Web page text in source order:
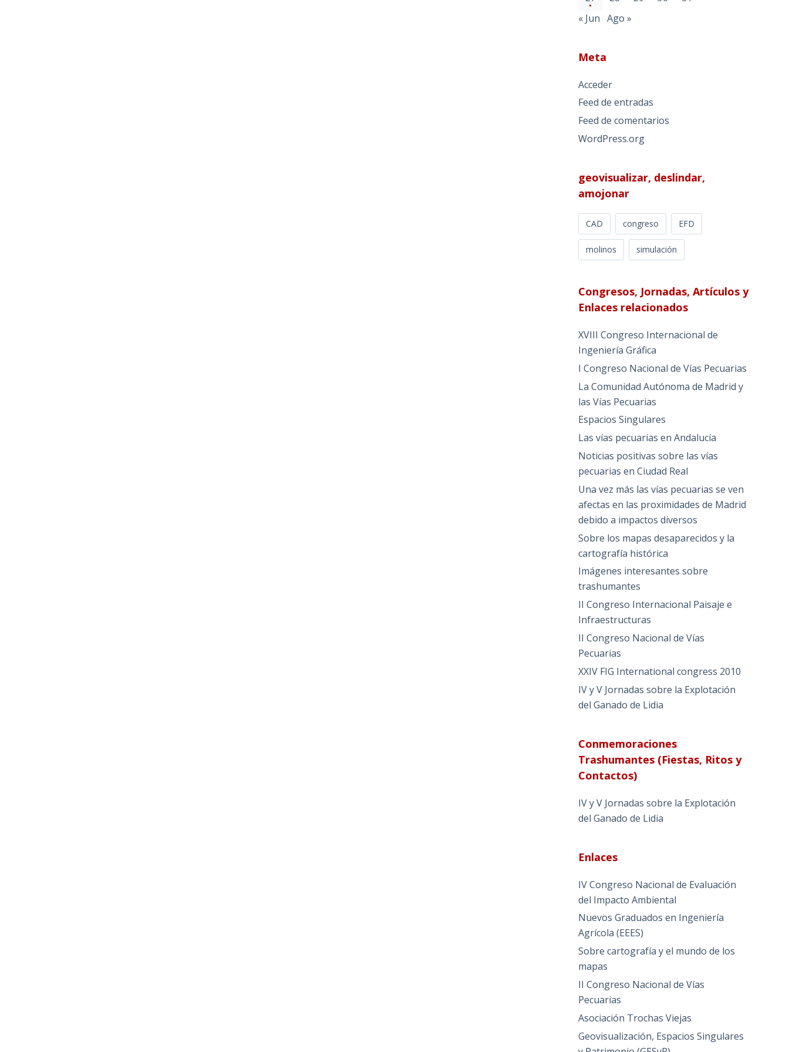
« Jun Ago »
Meta
Acceder
Feed de entradas
Feed de comentarios
WordPress.org
geovisualizar, deslindar,
amojonar
CAD congreso EFD
molinos simulación
Congresos, Jornadas, Artículos y
Enlaces relacionados
XVIII Congreso Internacional de
Ingeniería Gráfica
I Congreso Nacional de Vías Pecuarias
La Comunidad Autónoma de Madrid y
las Vías Pecuarias
Espacios Singulares
Las vías pecuarias en Andalucía
Noticias positivas sobre las vías
pecuarias en Ciudad Real
Una vez más las vías pecuarias se ven
afectas en las proximidades de Madrid
debido a impactos diversos
Sobre los mapas desaparecidos y la
cartografía histórica
Imágenes interesantes sobre
trashumantes
II Congreso Internacional Paisaje e
Infraestructuras
II Congreso Nacional de Vías
Pecuarias
XXIV FIG International congress 2010
IV y V Jornadas sobre la Explotación
del Ganado de Lidia
Conmemoraciones
Trashumantes (Fiestas, Ritos y
Contactos)
IV y V Jornadas sobre la Explotación
del Ganado de Lidia
Enlaces
IV Congreso Nacional de Evaluación
del Impacto Ambiental
Nuevos Graduados en Ingeniería
Agrícola (EEES)
Sobre cartografía y el mundo de los
mapas
II Congreso Nacional de Vías
Pecuarias
Asociación Trochas Viejas
Geovisualización, Espacios Singulares